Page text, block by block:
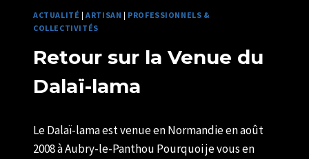
ACTUALITÉ |ARTISAN | PROFESSIONNELS &
COLLECTIVITÉS
Retour sur la Venue du
Dalaï-lama
U82599339
Le Dalaï-lama est venue en Normandie en août
2008 à Aubry-le-Panthou Pourquoi je vous en